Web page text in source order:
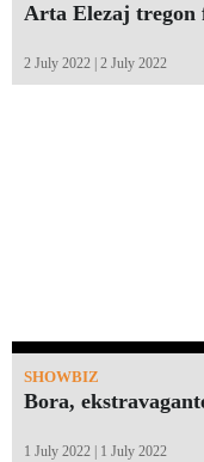
Arta Elezaj
2 July 2022 | 2 July 2022
SHOWBIZ
Bora,
1 July 2022 | 1 July 2022